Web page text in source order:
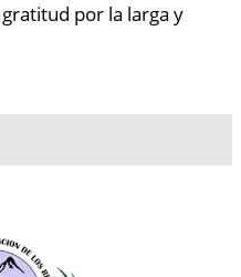
por la larga y